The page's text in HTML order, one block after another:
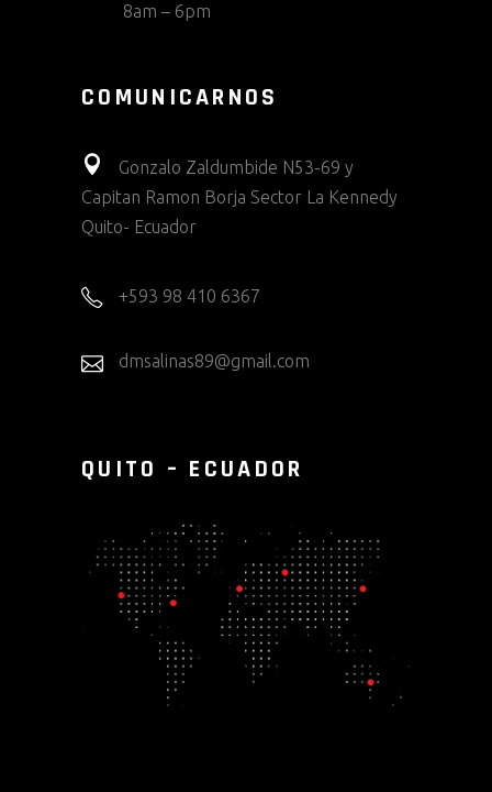
8am – 6pm
COMUNICARNOS
Gonzalo Zaldumbide N53-69 y
Capitan Ramon Borja Sector La Kennedy
Quito- Ecuador
+593 98 410 6367
dmsalinas89@gmail.com
QUITO – ECUADOR